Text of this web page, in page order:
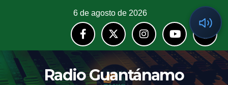
6 de agosto de 2026
Radio Guantánamo